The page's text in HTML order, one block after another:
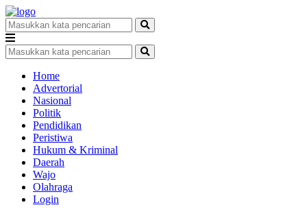
Home
Advertorial
Nasional
Politik
Pendidikan
Peristiwa
Hukum & Kriminal
Daerah
Wajo
Olahraga
Login